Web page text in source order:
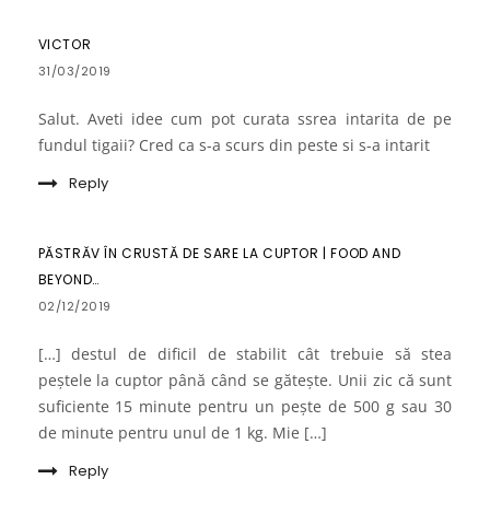
VICTOR
31/03/2019
Salut. Aveti idee cum pot curata ssrea intarita de pe
fundul tigaii? Cred ca s-a scurs din peste si s-a intarit
Reply
PĂSTRĂV ÎN CRUSTĂ DE SARE LA CUPTOR | FOOD AND
BEYOND…
02/12/2019
[…] destul de dificil de stabilit cât trebuie să stea
peștele la cuptor până când se gătește. Unii zic că sunt
suficiente 15 minute pentru un pește de 500 g sau 30
de minute pentru unul de 1 kg. Mie […]
Reply